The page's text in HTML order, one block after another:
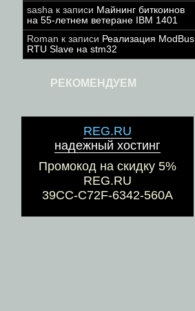
sasha к записи Майнинг биткоинов
на 55-летнем ветеране IBM 1401
Roman к записи Реализация ModBus
RTU Slave на stm32
РЕКОМЕНДУЕМ
REG.RU
надежный хостинг
Промокод на скидку 5%
REG.RU
39CC-C72F-6342-560A